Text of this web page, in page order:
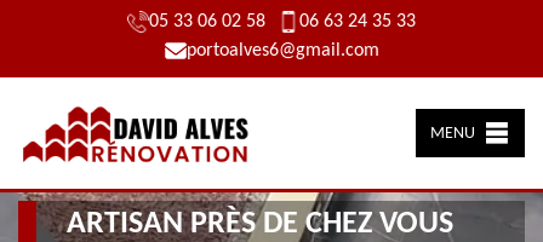
05 33 06 02 58
06 63 24 35 33
portoalves6@gmail.com
MENU
ARTISAN PRÈS DE CHEZ VOUS